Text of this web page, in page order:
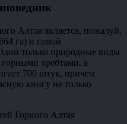
Алтая является, пожалуй,
га) и самой
только природные виды
горными хребтами, а
700 штук, причем
книгу не только